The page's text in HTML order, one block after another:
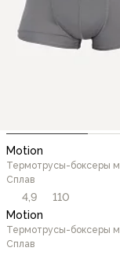
Motion
Термотрусы-боксеры
Сплав
4,9
110
Motion
Термотрусы-боксеры
Сплав